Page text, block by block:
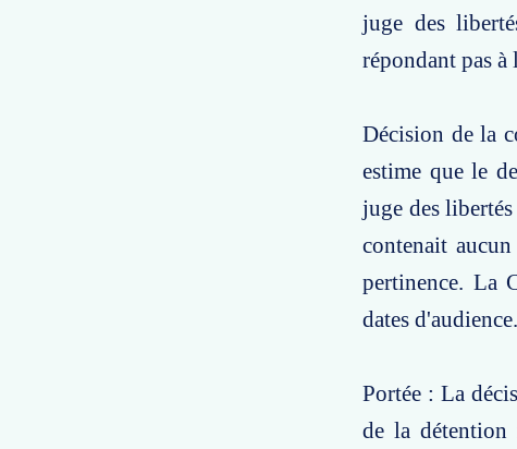
juge des
répondant pas
Décision de la
estime que le
juge des
contenait
pertinence. La
dates d'audience.
Portée : La
de la détention